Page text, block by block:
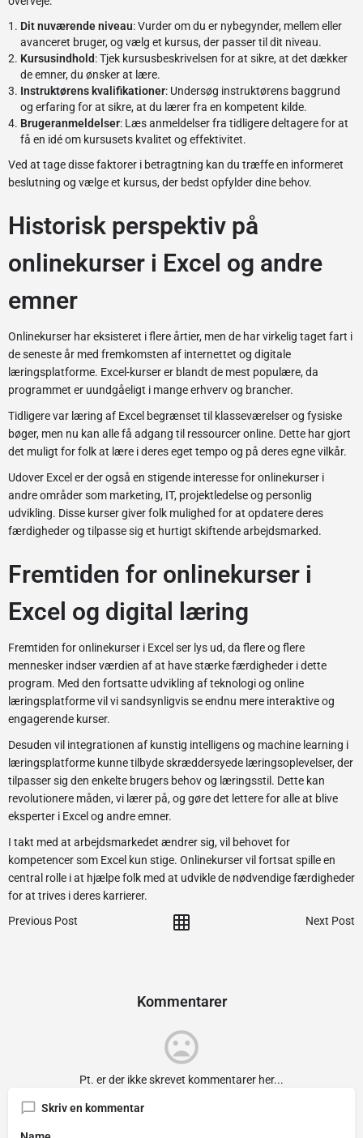
Dit nuværende niveau: Vurder om du er nybegynder, mellem eller
avanceret bruger, og vælg et kursus, der passer til dit niveau.
Kursusindhold: Tjek kursusbeskrivelsen for at sikre, at det dækker
de emner, du ønsker at lære.
Instruktørens kvalifikationer: Undersøg instruktørens baggrund
og erfaring for at sikre, at du lærer fra en kompetent kilde.
Brugeranmeldelser: Læs anmeldelser fra tidligere deltagere for at
få en idé om kursusets kvalitet og effektivitet.
Ved at tage disse faktorer i betragtning kan du træffe en informeret
beslutning og vælge et kursus, der bedst opfylder dine behov.
Historisk perspektiv på
onlinekurser i Excel og andre
emner
Onlinekurser har eksisteret i flere årtier, men de har virkelig taget fart i
de seneste år med fremkomsten af internettet og digitale
læringsplatforme. Excel-kurser er blandt de mest populære, da
programmet er uundgåeligt i mange erhverv og brancher.
Tidligere var læring af Excel begrænset til klasseværelser og fysiske
bøger, men nu kan alle få adgang til ressourcer online. Dette har gjort
det muligt for folk at lære i deres eget tempo og på deres egne vilkår.
Udover Excel er der også en stigende interesse for onlinekurser i
andre områder som marketing, IT, projektledelse og personlig
udvikling. Disse kurser giver folk mulighed for at opdatere deres
færdigheder og tilpasse sig et hurtigt skiftende arbejdsmarked.
Fremtiden for onlinekurser i
Excel og digital læring
Fremtiden for onlinekurser i Excel ser lys ud, da flere og flere
mennesker indser værdien af at have stærke færdigheder i dette
program. Med den fortsatte udvikling af teknologi og online
læringsplatforme vil vi sandsynligvis se endnu mere interaktive og
engagerende kurser.
Desuden vil integrationen af kunstig intelligens og machine learning i
læringsplatforme kunne tilbyde skræddersyede læringsoplevelser, der
tilpasser sig den enkelte brugers behov og læringsstil. Dette kan
revolutionere måden, vi lærer på, og gøre det lettere for alle at blive
eksperter i Excel og andre emner.
I takt med at arbejdsmarkedet ændrer sig, vil behovet for
kompetencer som Excel kun stige. Onlinekurser vil fortsat spille en
central rolle i at hjælpe folk med at udvikle de nødvendige færdigheder
for at trives i deres karrierer.
Previous Post
Next Post
Kommentarer
Pt. er der ikke skrevet kommentarer her...
Skriv en kommentar